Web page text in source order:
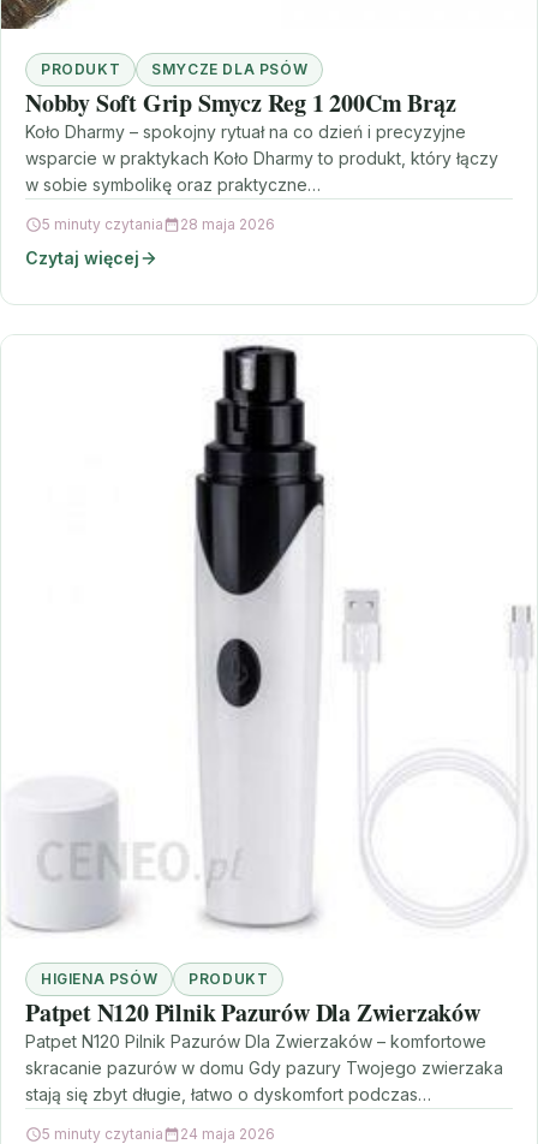
PRODUKT SMYCZE DLA PSÓW
Nobby Soft Grip Smycz Reg 1 200Cm Brąz
Koło Dharmy – spokojny rytuał na co dzień i precyzyjne
wsparcie w praktykach Koło Dharmy to produkt, który łączy
w sobie symbolikę oraz praktyczne…
5 minuty czytania 28 maja 2026
Czytaj więcej
HIGIENA PSÓW PRODUKT
Patpet N120 Pilnik Pazurów Dla Zwierzaków
Patpet N120 Pilnik Pazurów Dla Zwierzaków – komfortowe
skracanie pazurów w domu Gdy pazury Twojego zwierzaka
stają się zbyt długie, łatwo o dyskomfort podczas…
5 minuty czytania 24 maja 2026